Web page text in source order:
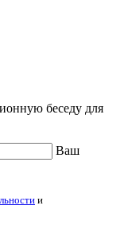
беседу для
Ваш
и